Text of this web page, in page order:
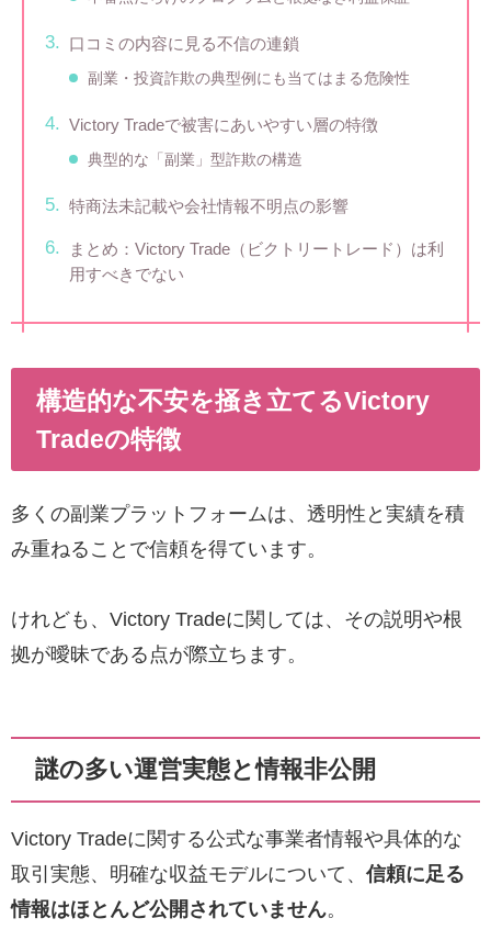
口コミの内容に見る不信の連鎖
副業・投資詐欺の典型例にも当てはまる危険性
Victory Tradeで被害にあいやすい層の特徴
典型的な「副業」型詐欺の構造
特商法未記載や会社情報不明点の影響
まとめ：Victory Trade（ビクトリートレード）は利
用すべきでない
構造的な不安を掻き立てるVictory
Tradeの特徴
多くの副業プラットフォームは、透明性と実績を積
み重ねることで信頼を得ています。
けれども、Victory Tradeに関しては、その説明や根
拠が曖昧である点が際立ちます。
謎の多い運営実態と情報非公開
Victory Tradeに関する公式な事業者情報や具体的な
取引実態、明確な収益モデルについて、 信頼に足る
情報はほとんど公開されていません。